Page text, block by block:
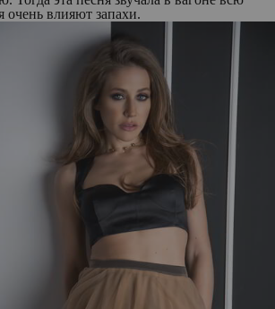
очень влияют запахи.